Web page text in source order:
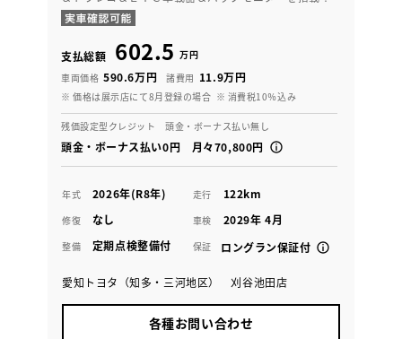
支払総額 602.5 万円
車両価格 590.6万円 諸費用 11.9万円
※ 価格は展示店にて8月登録の場合 ※ 消費税10％込み
残価設定型クレジット 頭金・ボーナス払い無し
頭金・ボーナス払い0円 月々70,800円
年式 2026年(R8年) 走行 122km
修復 なし 車検 2029年 4月
整備 定期点検整備付 保証 ロングラン保証付
愛知トヨタ（知多・三河地区） 刈谷池田店
各種お問い合わせ